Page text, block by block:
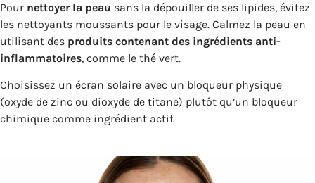
Pour nettoyer la peau sans la dépouiller de ses lipides, évitez
les nettoyants moussants pour le visage. Calmez la peau en
utilisant des produits contenant des ingrédients anti-
inflammatoires, comme le thé vert.
Choisissez un écran solaire avec un bloqueur physique
(oxyde de zinc ou dioxyde de titane) plutôt qu’un bloqueur
chimique comme ingrédient actif.